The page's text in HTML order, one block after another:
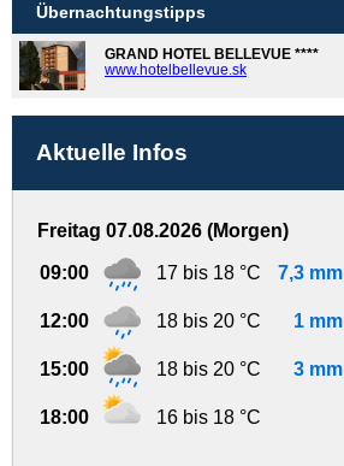
Übernachtungstipps
GRAND HOTEL BELLEVUE ****
www.hotelbellevue.sk
Aktuelle Infos
Freitag 07.08.2026 (Morgen)
09:00 17 bis 18 °C 7,3 mm
12:00 18 bis 20 °C 1 mm
15:00 18 bis 20 °C 3 mm
18:00 16 bis 18 °C